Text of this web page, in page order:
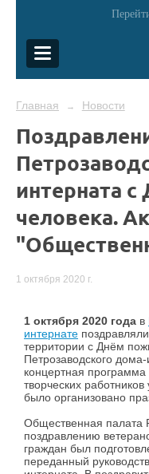
Главная → Новости
интерната
человека.
1 октября 2020 г.
1 октября 2020 года в
интернате
территории с Днём
Петрозаводского
концертная
творческих
было организовано
Общественная палата
поздравлению
граждан был
переданный